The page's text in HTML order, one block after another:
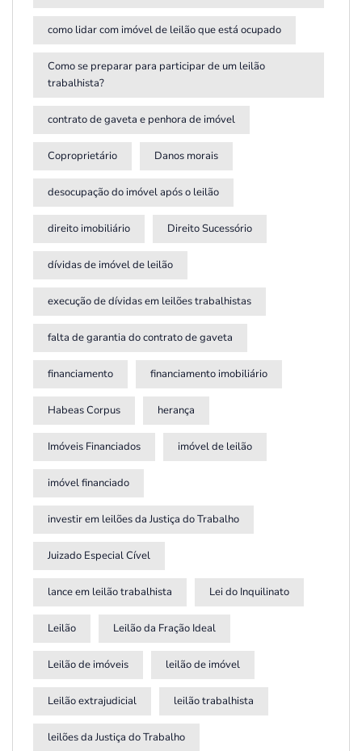
como lidar com imóvel de leilão que está ocupado
Como se preparar para participar de um leilão
trabalhista?
contrato de gaveta e penhora de imóvel
Coproprietário Danos morais
desocupação do imóvel após o leilão
direito imobiliário Direito Sucessório
dívidas de imóvel de leilão
execução de dívidas em leilões trabalhistas
falta de garantia do contrato de gaveta
financiamento financiamento imobiliário
Habeas Corpus herança
Imóveis Financiados imóvel de leilão
imóvel financiado
investir em leilões da Justiça do Trabalho
Juizado Especial Cível
lance em leilão trabalhista Lei do Inquilinato
Leilão Leilão da Fração Ideal
Leilão de imóveis leilão de imóvel
Leilão extrajudicial leilão trabalhista
leilões da Justiça do Trabalho